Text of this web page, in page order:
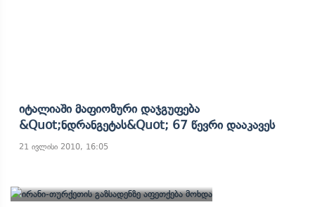
Იტალიაში Მაფიოზური Დაჯგუფება
&quot;ნდრანგეტას&quot; 67 Წევრი Დააკავეს
21 ივლისი 2010, 16:05